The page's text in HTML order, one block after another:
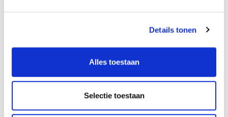
Details tonen
Alles toestaan
Selectie toestaan